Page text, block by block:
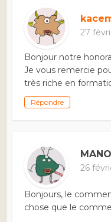
27
Bonjour notre
Je vous remercie
très riche en
Répondre
26
Bonjours, le
chose que le